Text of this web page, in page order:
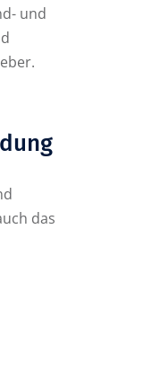
und
das